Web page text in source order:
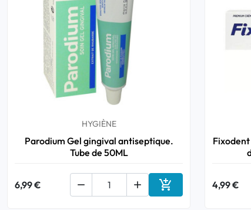
Bucco-dentaire
Anti-Poux
Divers
HYGIÈNE
Parodium Gel gingival antiseptique.
Tube de 50ML
6,99 €   Ajouter au panier
4,99 €